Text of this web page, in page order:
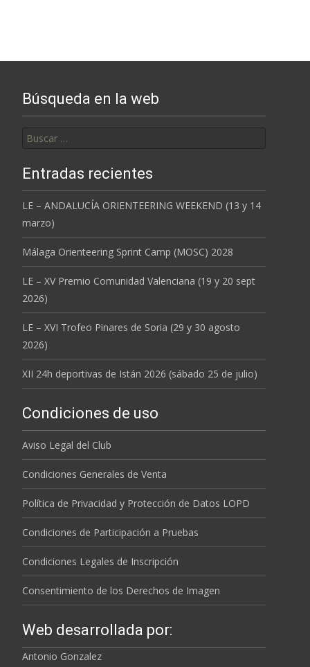
Búsqueda en la web
Entradas recientes
LE – ANDALUCÍA ORIENTEERING WEEKEND (13 y 14
marzo)
Málaga Orienteering Sprint Camp (MOSC) 2028
LE – XV Premio Comunidad Valenciana (19 y 20 sept
2026)
LE – XVI Trofeo Pinares de Soria (29 y 30 agosto
2026)
XII 24h deportivas de Istán 2026 (sábado 25 de julio)
Condiciones de uso
Aviso Legal del Club
Condiciones Generales de Venta
Política de Privacidad y Protección de Datos LOPD
Condiciones de Participación a Pruebas
Condiciones Legales de Inscripción
Consentimiento de los Derechos de Imagen
Web desarrollada por:
Antonio Gonzalez